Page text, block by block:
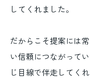
してくれました。
だからこそ提案には
い信頼につながって
じ目線で伴走してく